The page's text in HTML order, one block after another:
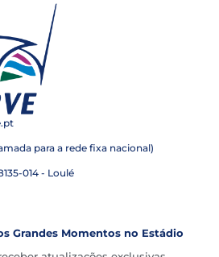
para a rede fixa nacional)
014 - Loulé
Grandes Momentos no Estádio